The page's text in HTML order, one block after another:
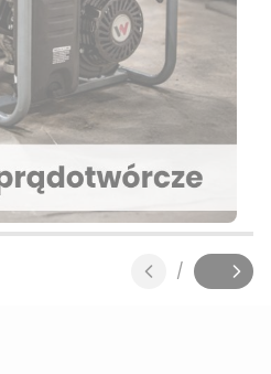
otworzyć stronę.
otworzyć stronę.
otworzyć stronę.
otworzyć stronę.
otworzyć stronę.
Slajd
/
z